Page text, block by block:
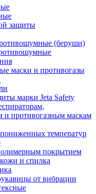
защиты
(беруши)
маски и противогазы
марки Jeta Safety
и противогазным маскам
температур
покрытием
и спилка
от вибрации